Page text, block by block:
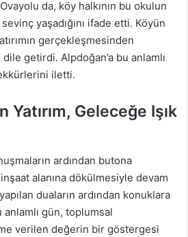
da, köy halkının bu okulun
yaşadığını ifade etti. Köyün
gerçekleşmesinden
getirdi. Alpdoğan’a bu anlamlı
iletti.
Yatırım, Geleceğe Işık
ardından butona
inşaat alanına dökülmesiyle devam
duaların ardından konuklara
gün, toplumsal
verilen değerin bir göstergesi